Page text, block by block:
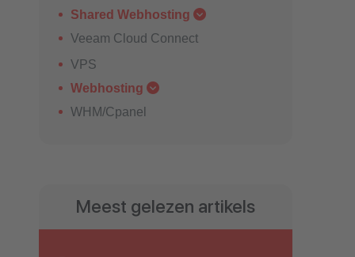
Shared Webhosting
Veeam Cloud Connect
VPS
Webhosting
WHM/Cpanel
Meest gelezen artikels